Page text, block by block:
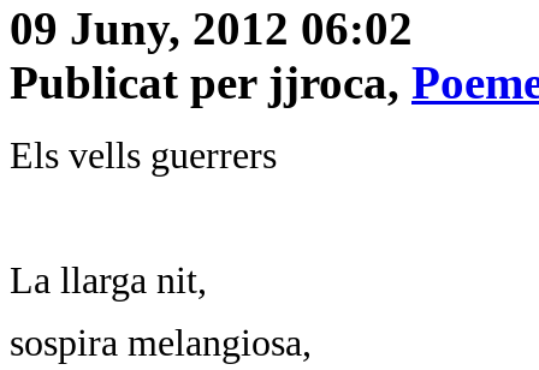
09 Juny, 2012 06:02
Publicat per jjroca,
Els vells guerrers
La llarga nit,
sospira melangiosa,